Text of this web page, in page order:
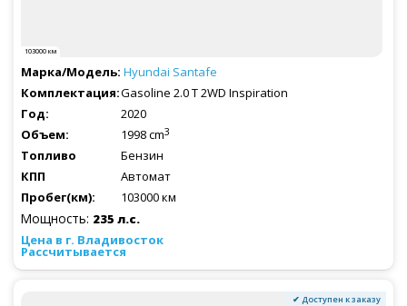
103000 км
Hyundai Santafe
Gasoline 2.0 T 2WD Inspiration
2020
1998 cm3
Бензин
Автомат
103000 км
Мощность: 235 л.с.
Рассчитывается
✔ Доступен к заказу